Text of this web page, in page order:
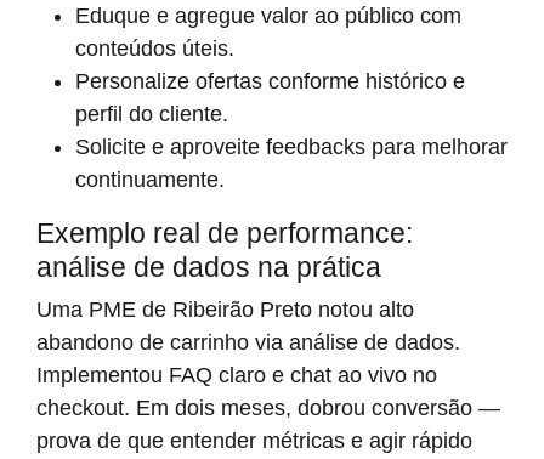
Eduque e agregue valor ao público com
conteúdos úteis.
Personalize ofertas conforme histórico e
perfil do cliente.
Solicite e aproveite feedbacks para melhorar
continuamente.
Exemplo real de performance:
análise de dados na prática
Uma PME de Ribeirão Preto notou alto
abandono de carrinho via análise de dados.
Implementou FAQ claro e chat ao vivo no
checkout. Em dois meses, dobrou conversão —
prova de que entender métricas e agir rápido